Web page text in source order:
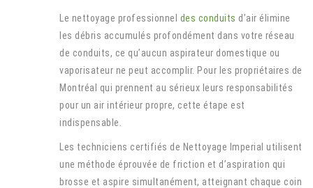
Le nettoyage professionnel des conduits d’air élimine
les débris accumulés profondément dans votre réseau
de conduits, ce qu’aucun aspirateur domestique ou
vaporisateur ne peut accomplir. Pour les propriétaires de
Montréal qui prennent au sérieux leurs responsabilités
pour un air intérieur propre, cette étape est
indispensable.
Les techniciens certifiés de Nettoyage Imperial utilisent
une méthode éprouvée de friction et d’aspiration qui
brosse et aspire simultanément, atteignant chaque coin